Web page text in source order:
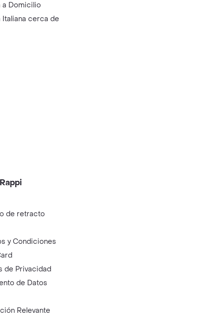
a Domicilio
Italiana cerca de
de retracto
y Condiciones
de Privacidad
de Datos
Relevante